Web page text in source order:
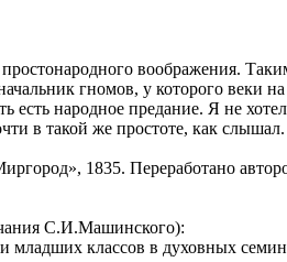
воображения.
гномов, у которого веки на
есть народное предание. Я не
в такой же простоте, как
1835. Переработано
С.И.Машинского):
классов в духовных